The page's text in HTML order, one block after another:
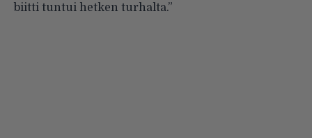
biitti tuntui hetken turhalta.”